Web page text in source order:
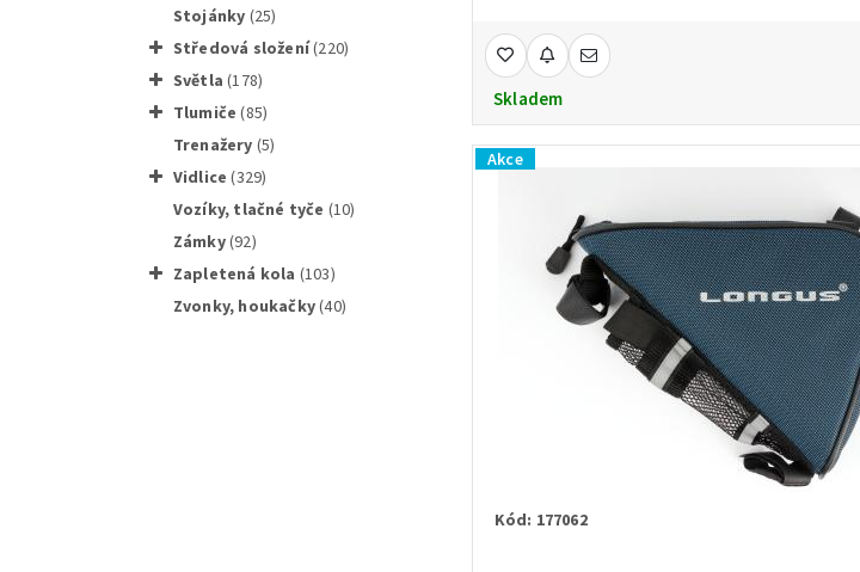
stojánky (25)
středová složení(220)
světla(178)
tlumiče(85)
trenažery (5)
vidlice(329)
vozíky, tlačné tyče (10)
zámky(92)
zapletená kola (103)
zvonky, houkačky(40)
Skladem
Akce
Kód: 177062